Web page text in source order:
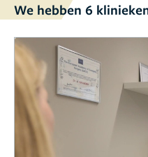
We hebben 6